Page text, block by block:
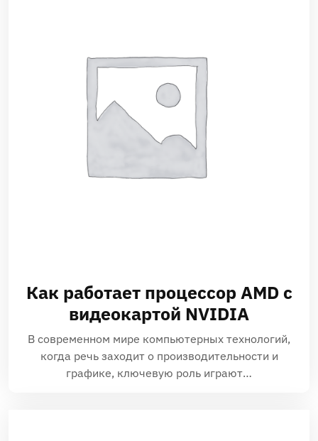
Как работает процессор AMD с
видеокартой NVIDIA
В современном мире компьютерных технологий,
когда речь заходит о производительности и
графике, ключевую роль играют…